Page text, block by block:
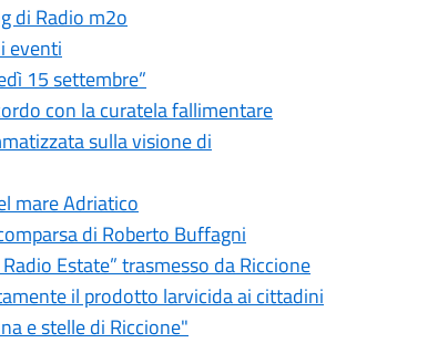
di Radio m2o
eventi
15 settembre”
con la curatela fallimentare
sulla visione di
mare Adriatico
di Roberto Buffagni
Estate” trasmesso da Riccione
il prodotto larvicida ai cittadini
e stelle di Riccione"